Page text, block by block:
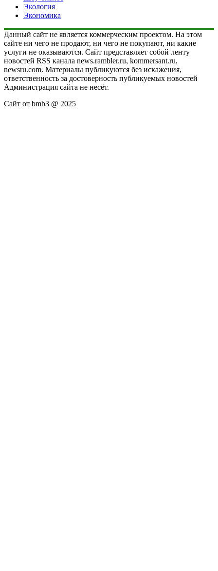
Экология
Экономика
Данный сайт не является коммерческим проектом. На этом
сайте ни чего не продают, ни чего не покупают, ни какие
услуги не оказываются. Сайт представляет собой ленту
новостей RSS канала news.rambler.ru, kommersant.ru,
newsru.com. Материалы публикуются без искажения,
ответственность за достоверность публикуемых новостей
Администрация сайта не несёт.
Сайт от bmb3 @ 2025